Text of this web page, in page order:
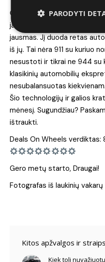
O pats svarbiausias dalykas
jausmas. Tas tvirtumo ir
jausmas. Jį duoda retas
iš jų. Tai nėra 911 su kuriuo
nesustoti ir tikrai ne 944 su
klasikinių automobilių
nesubalansuotas kiekvienam.
Šio technologijų ir galios
mėnesį. Sugundžiau?
ištraukti.
Deals On Wheels verdiktas:
Gero metų starto, Draugai!
Fotografas iš laukinių vakarų
Kitos apžvalgos ir
Kiek toli
PARODYTI